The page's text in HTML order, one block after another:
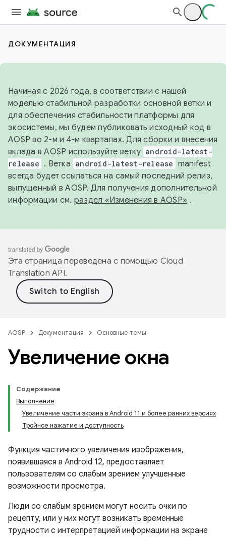
ДОКУМЕНТАЦИЯ
Начиная с 2026 года, в соответствии с нашей
моделью стабильной разработки основной ветки и
для обеспечения стабильности платформы для
экосистемы, мы будем публиковать исходный код в
AOSP во 2-м и 4-м кварталах. Для сборки и внесения
вклада в AOSP используйте ветку android-latest-
release . Ветка android-latest-release manifest
всегда будет ссылаться на самый последний релиз,
выпущенный в AOSP. Для получения дополнительной
информации см. раздел «Изменения в AOSP» .
Эта страница переведена с помощью Cloud
Translation API.
AOSP Документация Основные темы
Увеличение окна
Содержание
Выполнение
Увеличение части экрана в Android 11 и более ранних версиях
Тройное нажатие и доступность
Функция частичного увеличения изображения,
появившаяся в Android 12, предоставляет
пользователям со слабым зрением улучшенные
возможности просмотра.
Люди со слабым зрением могут носить очки по
рецепту, или у них могут возникать временные
трудности с интерпретацией информации на экране